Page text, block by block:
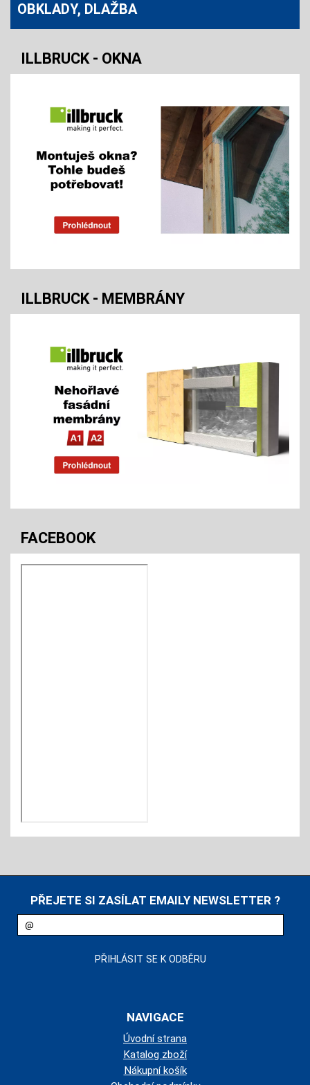
OBKLADY, DLAŽBA
ILLBRUCK - OKNA
ILLBRUCK - MEMBRÁNY
FACEBOOK
PŘEJETE SI ZASÍLAT EMAILY NEWSLETTER ?
NAVIGACE
Úvodní strana
Katalog zboží
Nákupní košík